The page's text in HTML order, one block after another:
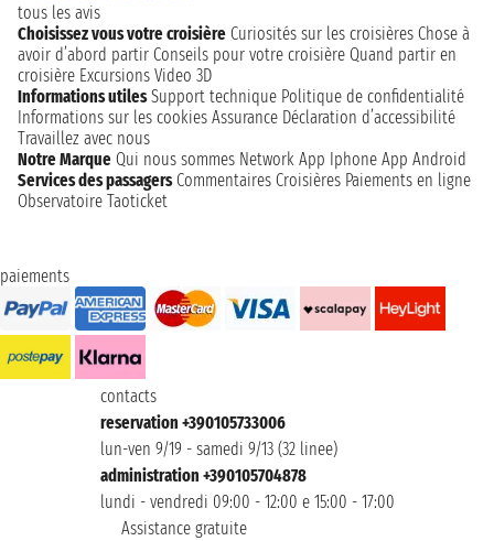
tous les avis
Choisissez vous votre croisière Curiosités sur les croisières Chose à
avoir d’abord partir Conseils pour votre croisière Quand partir en
croisière Excursions Video 3D
Informations utiles Support technique Politique de confidentialité
Informations sur les cookies Assurance Déclaration d’accessibilité
Travaillez avec nous
Notre Marque Qui nous sommes Network App Iphone App Android
Services des passagers Commentaires Croisières Paiements en ligne
Observatoire Taoticket
paiements
contacts
reservation +390105733006
lun-ven 9/19 - samedi 9/13 (32 linee)
administration +390105704878
lundi - vendredi 09:00 - 12:00 e 15:00 - 17:00
Assistance gratuite